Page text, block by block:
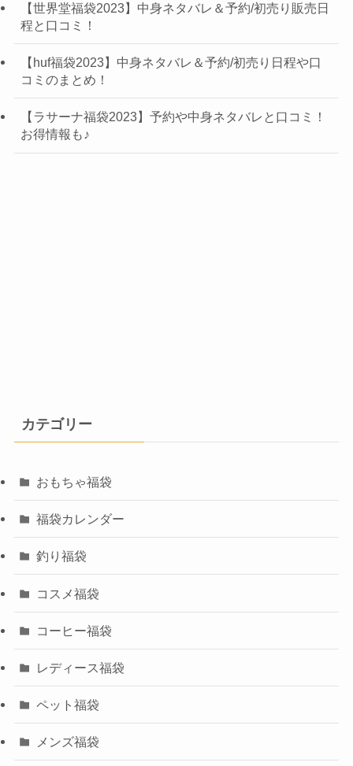
【世界堂福袋2023】中身ネタバレ＆予約/初売り販売日
程と口コミ！
【huf福袋2023】中身ネタバレ＆予約/初売り日程や口
コミのまとめ！
【ラサーナ福袋2023】予約や中身ネタバレと口コミ！
お得情報も♪
カテゴリー
おもちゃ福袋
福袋カレンダー
釣り福袋
コスメ福袋
コーヒー福袋
レディース福袋
ペット福袋
メンズ福袋